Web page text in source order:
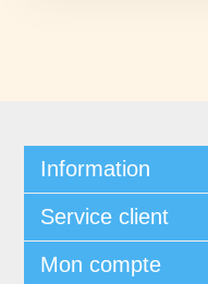
Information
Service client
Mon compte